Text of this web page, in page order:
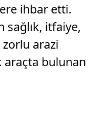
ihbar etti.
sağlık, itfaiye,
arazi
araçta bulunan